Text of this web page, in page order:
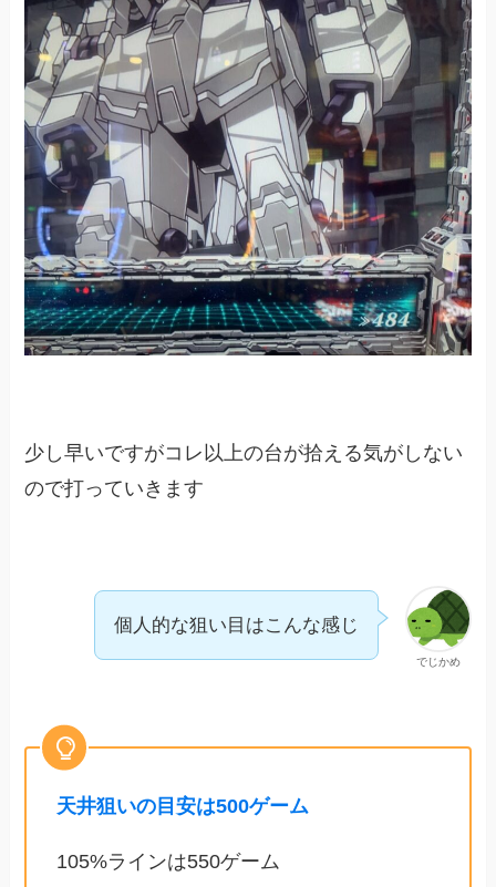
少し早いですがコレ以上の台が拾える気がしない
ので打っていきます
でじかめ
個人的な狙い目はこんな感じ
天井狙いの目安は500ゲーム
105%ラインは550ゲーム